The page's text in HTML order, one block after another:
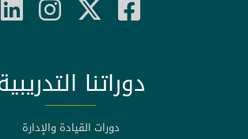
دوراتنا
دورات القيادة والإدارة